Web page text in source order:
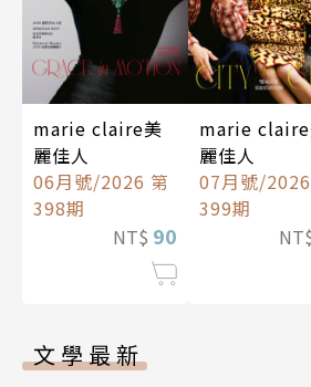
marie claire美
麗佳人
06月號/2026 第
398期
NT$ 90
marie
麗佳人
07月號/
399期
文學最新